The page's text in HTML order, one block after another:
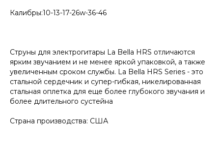
Калибры:10-13-17-26w-36-46
Струны для электрогитары La Bella HRS отличаются
ярким звучанием и не менее яркой упаковкой, а также
увеличенным сроком службы. La Bella HRS Series - это
стальной сердечник и супер-гибкая, никелированная
стальная оплетка для еще более глубокого звучания и
более длительного сустейна
Страна производства: США